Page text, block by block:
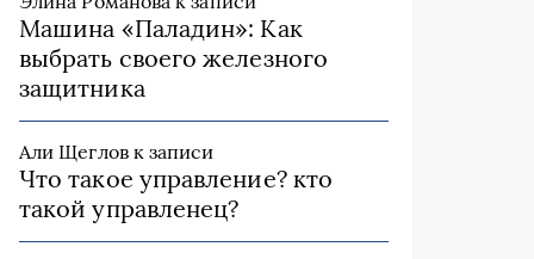
Машина «Паладин»: Как
выбрать своего железного
защитника
Али Щегловк записи
Что такое управление? кто
такой управленец?